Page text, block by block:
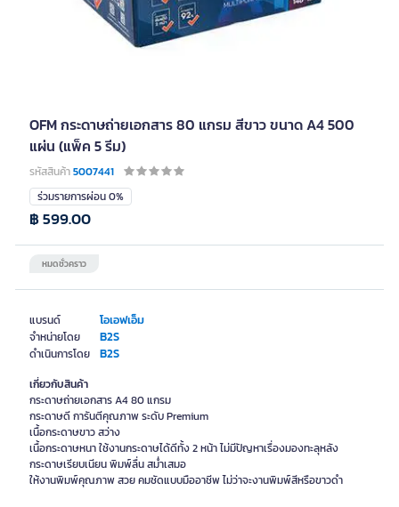
OFM กระดาษถ่ายเอกสาร 80 แกรม สีขาว ขนาด A4 500
แผ่น (แพ็ค 5 รีม)
รหัสสินค้า5007441
แบรนด์ โอเอฟเอ็ม
จำหน่ายโดย B2S
ดำเนินการโดย B2S
ร่วมรายการผ่อน 0%
หมดชั่วคราว
฿ 599.00
เกี่ยวกับสินค้า
กระดาษถ่ายเอกสาร A4 80 แกรม
กระดาษดี การันตีคุณภาพ ระดับ Premium
เนื้อกระดาษขาว สว่าง
เนื้อกระดาษหนา ใช้งานกระดาษได้ดีทั้ง 2 หน้า ไม่มีปัญหาเรื่องมองทะลุหลัง
กระดาษเรียบเนียน พิมพ์ลื่น สม่ำเสมอ
ให้งานพิมพ์คุณภาพ สวย คมชัดแบบมืออาชีพ ไม่ว่าจะงานพิมพ์สีหรือขาวดำ